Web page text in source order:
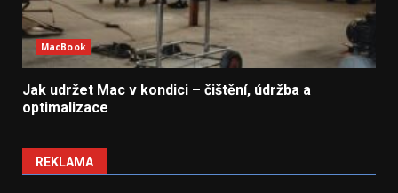
MacBook
Jak udržet Mac v kondici – čištění, údržba a
optimalizace
REKLAMA